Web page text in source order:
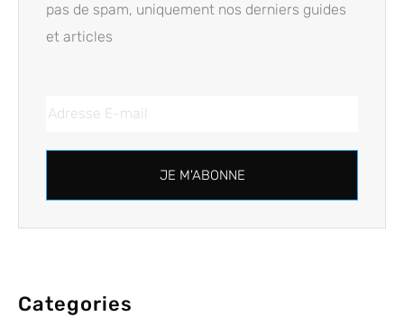
pas de spam, uniquement nos derniers guides
et articles
JE M'ABONNE
Categories